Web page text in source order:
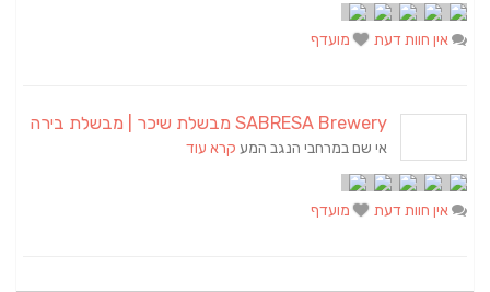
אין חוות דעת מועדף
SABRESA Brewery מבשלת שיכר | מבשלת בירה
אי שם במרחבי הנגב המע קרא עוד
אין חוות דעת מועדף